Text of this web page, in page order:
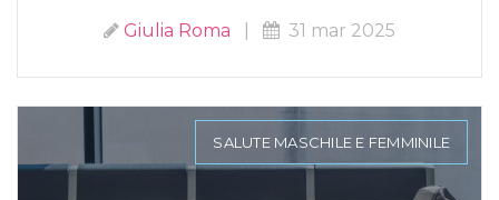
Giulia Roma 31 mar 2025
SALUTE MASCHILE E FEMMINILE